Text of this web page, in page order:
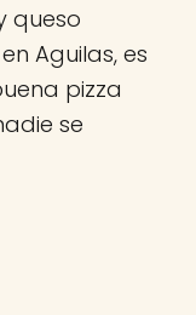
queso
en Aguilas, es
pizza
se